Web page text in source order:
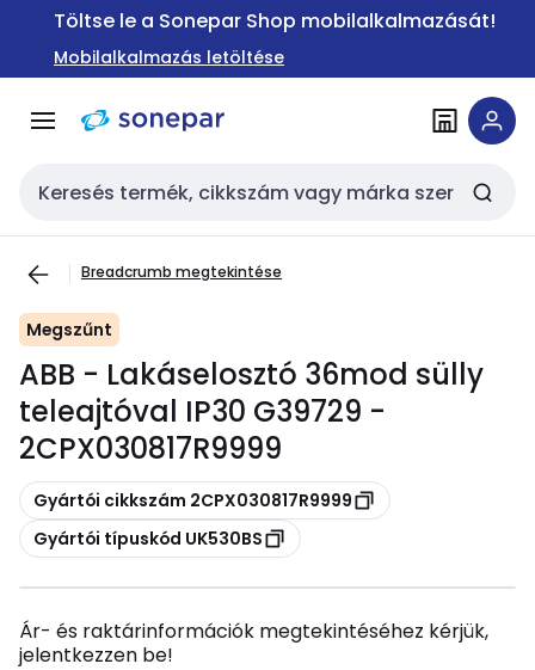
Ugrás a
Ugrás a
tartalomra
Töltse le a Sonepar Shop mobilalkalmazását!
Mobilalkalmazás letöltése
Keresési bemenet
Breadcrumb megtekintése
Megszűnt
ABB - Lakáselosztó 36mod sülly
teleajtóval IP30 G39729 -
2CPX030817R9999
Másolás
Gyártói cikkszám 2CPX030817R9999
Másolás
Gyártói típuskód UK530BS
Ár- és raktárinformációk megtekintéséhez kérjük,
jelentkezzen be!